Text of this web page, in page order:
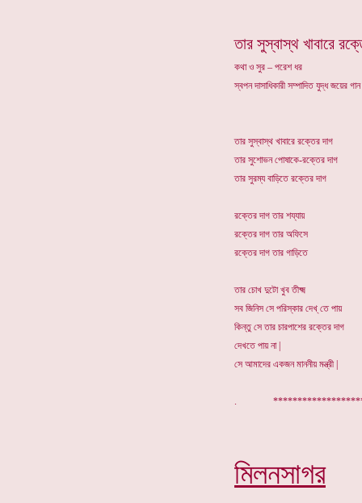
তার সুস্বাস্থ খাবারে
কথা ও সুর – পরেশ ধর
স্বপন দাসাধিকারী সম্পাদিত যুদ্ধ জয়ের
তার সুস্বাস্থ খাবারে রক্তের দাগ
তার সুশোভন পোষাকে-রক্তের দাগ
তার সুরম্য বাড়িতে রক্তের দাগ
রক্তের দাগ তার শয্যায়
রক্তের দাগ তার অফিসে
রক্তের দাগ তার গাড়িতে
তার চোখ দুটো খুব তীক্ষ্ম
সব জিনিস সে পরিস্কার দেখ্ তে পায়
কিন্তু সে তার চারপাশের রক্তের দাগ
দেখতে পায় না |
সে আমাদের একজন মাননীয় মন্ত্রী |
.
মিলনসাগর